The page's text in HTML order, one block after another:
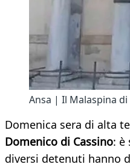
Ansa | Il Malaspina di
Domenica sera di alta
Domenico di Cassino: è
diversi detenuti hanno